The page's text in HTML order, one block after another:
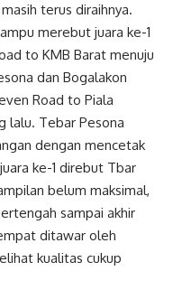
terus diraihnya.
merebut juara ke-1
to KMB Barat menuju
dan Bogalakon
Road to Piala
lalu. Tebar Pesona
dengan mencetak
ke-1 direbut Tbar
belum maksimal,
sampai akhir
ditawar oleh
kualitas cukup